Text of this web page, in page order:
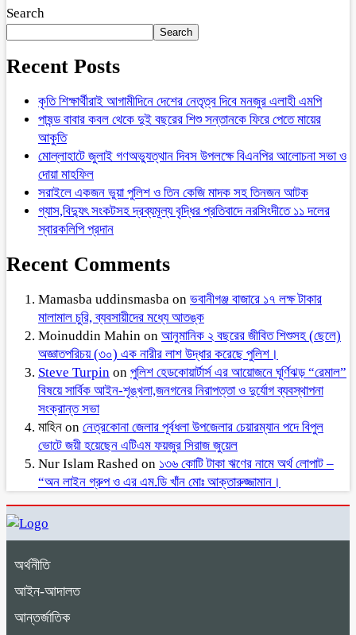
Search
Search
Recent Posts
কৃতি শিক্ষার্থীরাই আগামীদিনে দেশের নেতৃত্ব দিবে মনজুর এলাহী এমপি
পাষন্ড বাবার কবল থেকে দুই বছরের শিশু সন্তানকে ফিরে পেতে মায়ের
আকুতি
মোল্লাহাটে জুলাই গণঅভ্যুত্থান দিবস উপলক্ষে বিএনপির আলোচনা সভা ও
দোয়া মাহফিল
সরাইলে একজন ভুয়া পুলিশ ও তিন কেজি মাদক সহ তিনজন আটক
গ্যাস,বিদ্যুৎ সংকটসহ দ্রব্যমূল্য বৃদ্ধির প্রতিবাদে নরসিংদীতে ১১ দলের
স্বারকলিপি প্রদান
Recent Comments
Mamasba uddinsmasba on ভবানীগঞ্জ বাজারে ১৭ লক্ষ টাকার
মালামাল চুরি, ব্যবসায়ীদের মধ্যে আতঙ্ক
Moinuddin Mahin on আনুমানিক ২ বছরের জীবিত শিশুসহ (ছেলে)
অজ্ঞাতপরিচয় (৩০) এক নারীর লাশ উদ্ধার করেছে পুলিশ।
Steve Turpin on পুলিশ হেডকোয়ার্টার্স এর আয়োজনে ঘূর্ণিঝড় “রেমাল”
বিষয়ে সার্বিক আইন-শৃঙ্খলা,জনগনের নিরাপত্তা ও দুর্যোগ ব্যবস্থাপনা
সংক্রান্ত সভা
মাহিন on নেত্রকোনা জেলার পূর্বধলা উপজেলার চেয়ারম্যান পদে বিপুল
ভোটে জয়ী হয়েছেন এটিএম ফয়জুর সিরাজ জুয়েল
Nur Islam Rashed on ১৩৬ কোটি টাকা ঋণের নামে অর্থ লোপাট –
“অন লাইন গ্রুপ ও এর এম.ডি খাঁন মোঃ আক্তারুজ্জামান।
অর্থনীতি
আইন-আদালত
আন্তর্জাতিক